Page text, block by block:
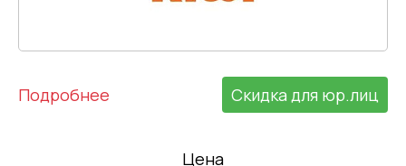
Подробнее Скидка для юр.лиц
Цена